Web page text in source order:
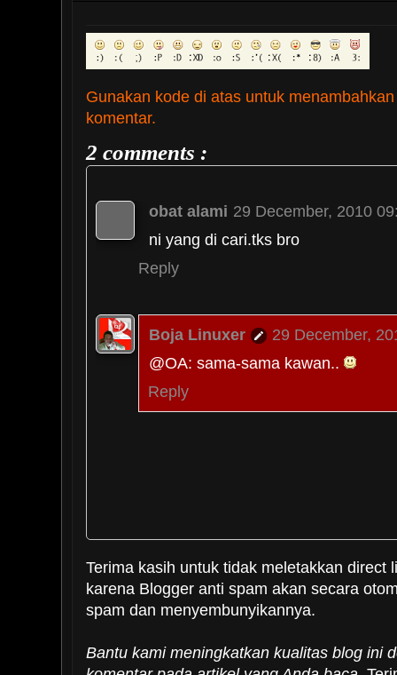
Gunakan kode di atas untuk
komentar.
2 comments :
obat alami 29 December, 2010
ni yang di cari.tks bro
Reply
Boja Linuxer
29 December,
@OA: sama-sama kawan..
Reply
Terima kasih untuk tidak meletakkan direct
karena Blogger anti spam akan secara
spam dan menyembunyikannya.
Bantu kami meningkatkan kualitas blog ini